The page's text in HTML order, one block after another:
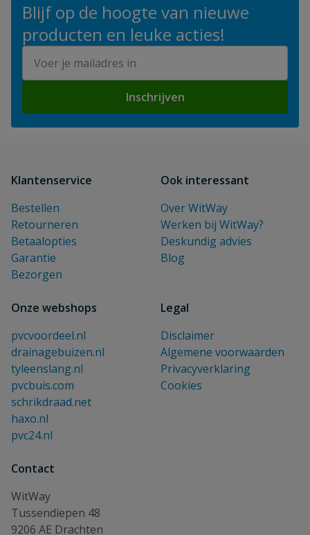
Blijf op de hoogte van nieuwe
producten en leuke acties!
Inschrijven
Klantenservice
Bestellen
Retourneren
Betaalopties
Garantie
Bezorgen
Ook interessant
Over WitWay
Werken bij WitWay?
Deskundig advies
Blog
Onze webshops
pvcvoordeel.nl
drainagebuizen.nl
tyleenslang.nl
pvcbuis.com
schrikdraad.net
haxo.nl
pvc24.nl
Legal
Disclaimer
Algemene voorwaarden
Privacyverklaring
Cookies
Contact
WitWay
Tussendiepen 48
9206 AE Drachten